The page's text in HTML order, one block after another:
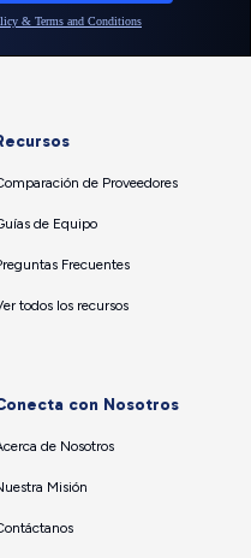
de Proveedores
de Equipo
Frecuentes
todos los recursos
con Nosotros
de Nosotros
Misión